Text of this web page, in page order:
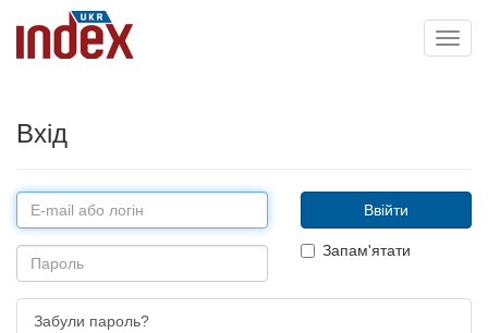
Вхід
Запам'ятати
Забули пароль?